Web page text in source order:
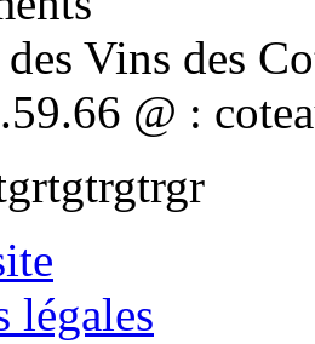
Vins des
@ :
légales